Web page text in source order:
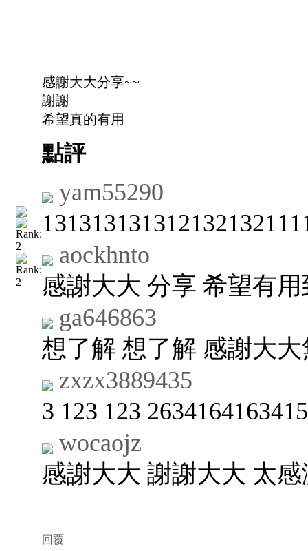
感謝大大分享~~
謝謝
希望真的有用
點評
yam55290
aockhnto
感謝大大 分享 希望有
ga646863
想了解 想了解 感謝大
zxzx3889435
3 123 123
wocaojz
感謝大大 謝謝大大 太
回覆